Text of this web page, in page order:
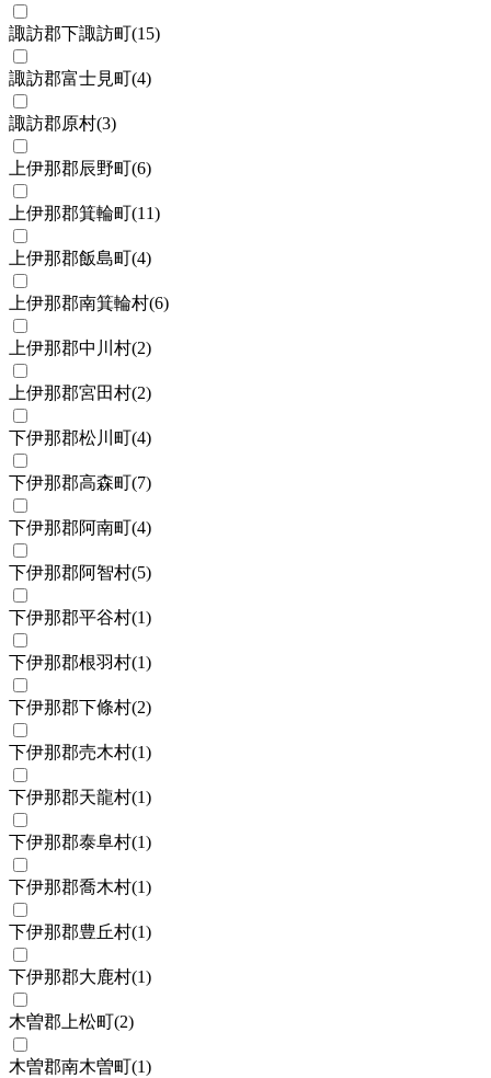
諏訪郡下諏訪町(15)
諏訪郡富士見町(4)
諏訪郡原村(3)
上伊那郡辰野町(6)
上伊那郡箕輪町(11)
上伊那郡飯島町(4)
上伊那郡南箕輪村(6)
上伊那郡中川村(2)
上伊那郡宮田村(2)
下伊那郡松川町(4)
下伊那郡高森町(7)
下伊那郡阿南町(4)
下伊那郡阿智村(5)
下伊那郡平谷村(1)
下伊那郡根羽村(1)
下伊那郡下條村(2)
下伊那郡売木村(1)
下伊那郡天龍村(1)
下伊那郡泰阜村(1)
下伊那郡喬木村(1)
下伊那郡豊丘村(1)
下伊那郡大鹿村(1)
木曽郡上松町(2)
木曽郡南木曽町(1)